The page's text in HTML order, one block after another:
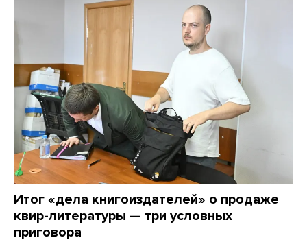
Итог «дела книгоиздателей» о продаже
квир-литературы — три условных
приговора